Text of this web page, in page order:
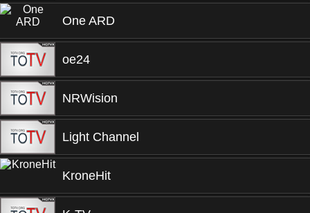
One ARD
oe24
NRWision
Light Channel
KroneHit